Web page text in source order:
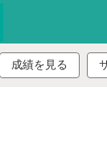
成績を見る